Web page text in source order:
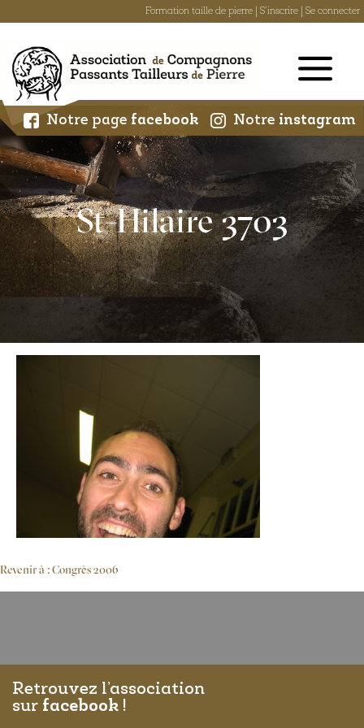
Formation taille de pierre S'inscrire Se connecter
content
Notre page facebook Notre instagram
St-Hilaire 3703
Revenir à : Congrès 2006
Retrouvez l’association
sur facebook !